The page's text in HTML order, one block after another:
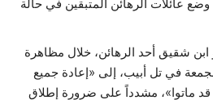
عائلات الرهائن المتبقين في حالة
ابن شقيق أحد الرهائن، خلال مظاهرة
في تل أبيب، إلى «إعادة جميع
قد ماتوا»، مشدداً على ضرورة إطلاق